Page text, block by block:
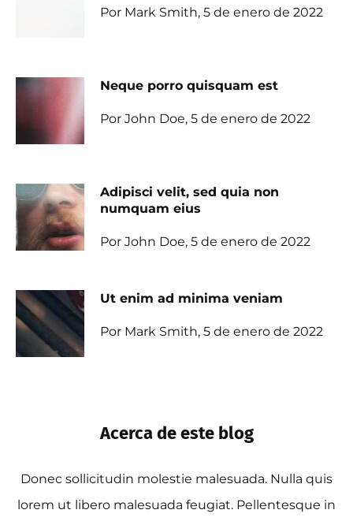
Por Mark Smith, 5 de enero de 2022
Neque porro quisquam est
Por John Doe, 5 de enero de 2022
Adipisci velit, sed quia non
numquam eius
Por John Doe, 5 de enero de 2022
Ut enim ad minima veniam
Por Mark Smith, 5 de enero de 2022
Acerca de este blog
Donec sollicitudin molestie malesuada. Nulla quis
lorem ut libero malesuada feugiat. Pellentesque in